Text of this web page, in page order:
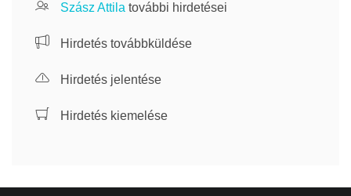
Szász Attila további hirdetései
Hirdetés továbbküldése
Hirdetés jelentése
Hirdetés kiemelése